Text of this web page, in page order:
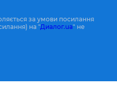
за умови посилання
на "Диалог.ua" не